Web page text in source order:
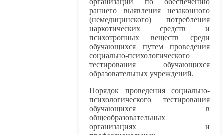
раннего выявления незаконного
(немедицинского) потребления
наркотических средств и
психотропных веществ среди
обучающихся путем проведения
социально-психологического
тестирования обучающихся
образовательных учреждений.
Порядок проведения социально-
психологического тестирования
обучающихся в
общеобразовательных
организациях и